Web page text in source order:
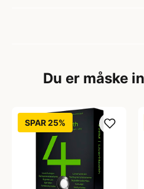
Du er måske
SPAR 25%